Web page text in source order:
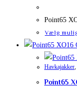
Point65
Vælg
Havkajakker,
Point65